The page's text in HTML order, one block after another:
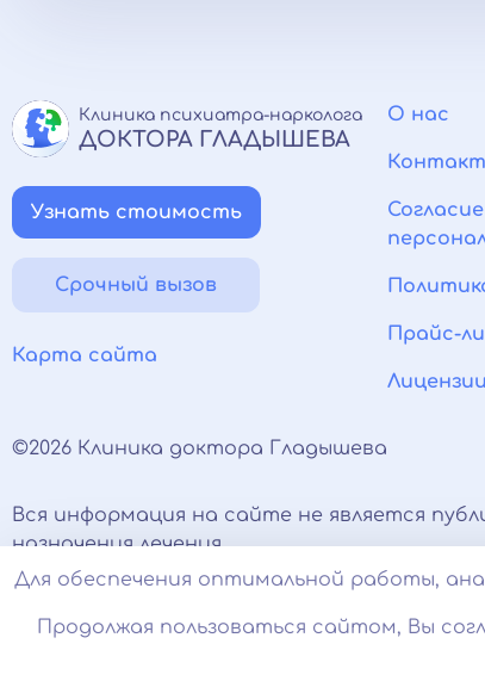
Клиника психиатра-нарколога
ДОКТОРА ГЛАДЫШЕВА
Узнать стоимость
Срочный вызов
Карта сайта
О нас
Прайс-
©2026 Клиника доктора Гладышева
Вся информация на сайте не является
назначения лечения.
Есть противопоказания, необходимо
Оставаясь на сайте вы соглашаетесь на
Для обеспечения оптимальной работы,
Продолжая пользоваться сайтом, Вы